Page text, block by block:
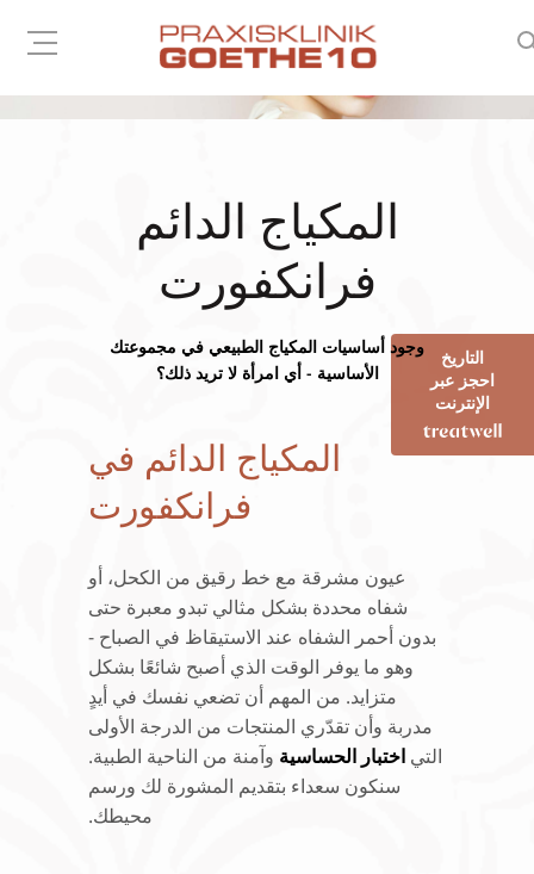
التاريخ
احجز عبر
الإنترنت
المكياج الدائم
فرانكفورت
وجود أساسيات المكياج الطبيعي في مجموعتك
الأساسية - أي امرأة لا تريد ذلك؟
المكياج الدائم في
فرانكفورت
عيون مشرقة مع خط رقيق من الكحل، أو
شفاه محددة بشكل مثالي تبدو معبرة حتى
بدون أحمر الشفاه عند الاستيقاظ في الصباح -
وهو ما يوفر الوقت الذي أصبح شائعًا بشكل
متزايد. من المهم أن تضعي نفسك في أيدٍ
مدربة وأن تقدّري المنتجات من الدرجة الأولى
التي اختبار الحساسية وآمنة من الناحية الطبية.
سنكون سعداء بتقديم المشورة لك ورسم
محيطك.